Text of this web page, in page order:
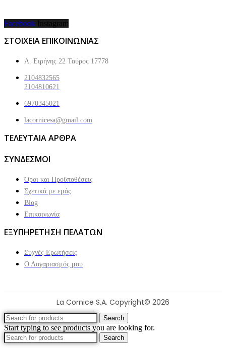
Facebook Instagram
ΣΤΟΙΧΕΙΑ ΕΠΙΚΟΙΝΩΝΙΑΣ
Λ. Ειρήνης 22 Ταύρος 17778
2104832565
2104810621
6970345021
lacornicesa@gmail.com
ΤΕΛΕΥΤΑΙΑ ΑΡΘΡΑ
ΣΥΝΔΕΣΜΟΙ
Όροι και Προϋποθέσεις
Σχετικά με εμάς
Blog
Επικοινωνία
ΕΞΥΠΗΡΕΤΗΣΗ ΠΕΛΑΤΩΝ
Συχνές Ερωτήσεις
Ο Λογαριασμός μου
La Cornice S.A. Copyright© 2026
Search
Start typing to see products you are looking for.
Search